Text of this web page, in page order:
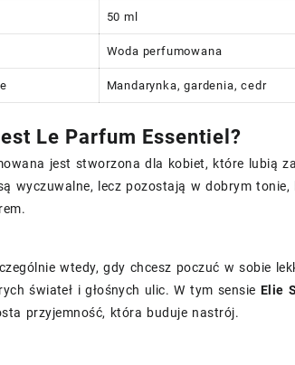
50 ml
Woda perfumowana
Mandarynka, gardenia, cedr
Le Parfum Essentiel?
jest stworzona dla kobiet, które lubią
wyczuwalne, lecz pozostają w dobrym
wtedy, gdy chcesz poczuć w sobie
świateł i głośnych ulic. W tym sensie Elie
przyjemność, która buduje nastrój.